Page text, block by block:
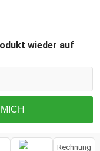
wieder auf
Rechnung